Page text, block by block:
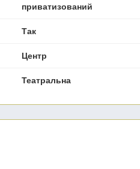
приватизований
Так
Центр
Театральна